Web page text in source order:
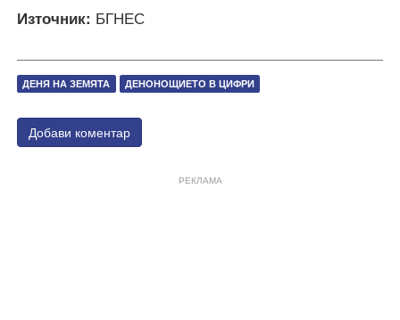
Източник: БГНЕС
ДЕНЯ НА ЗЕМЯТА ДЕНОНОЩИЕТО В ЦИФРИ
Добави коментар
РЕКЛАМА